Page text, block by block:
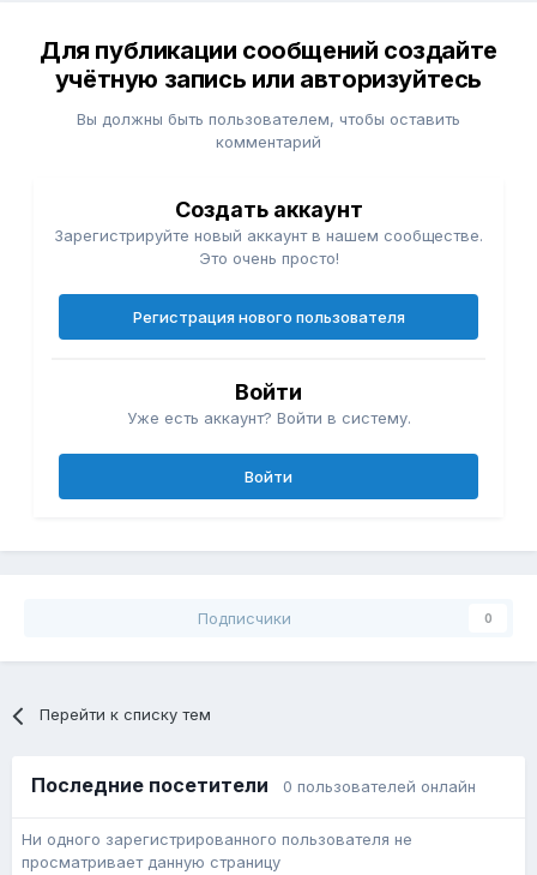
Для публикации сообщений создайте
учётную запись или авторизуйтесь
Вы должны быть пользователем, чтобы оставить
комментарий
Создать аккаунт
Зарегистрируйте новый аккаунт в нашем сообществе.
Это очень просто!
Регистрация нового пользователя
Войти
Уже есть аккаунт? Войти в систему.
Войти
Подписчики 0
Перейти к списку тем
Последние посетители 0 пользователей онлайн
Ни одного зарегистрированного пользователя не
просматривает данную страницу